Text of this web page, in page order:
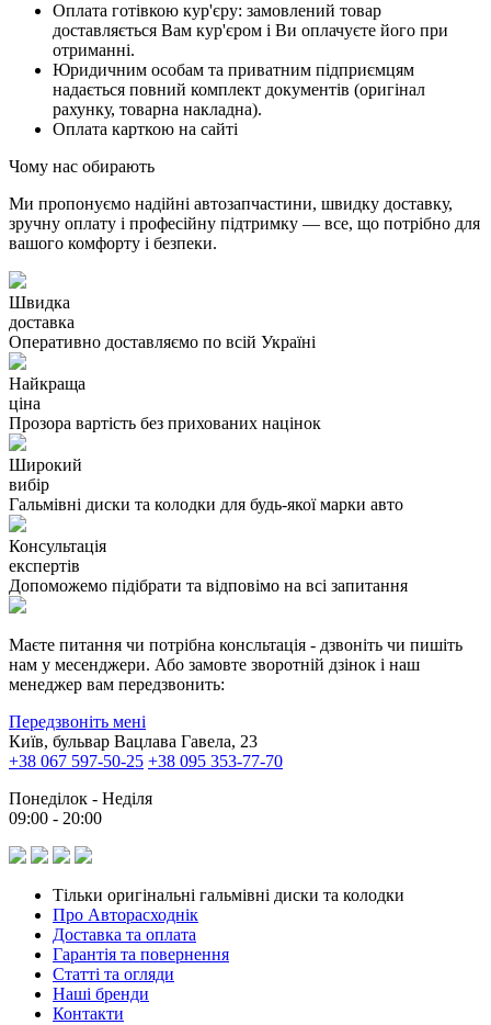
Оплата готівкою кур'єру: замовлений товар
доставляється Вам кур'єром і Ви оплачуєте його при
отриманні.
Юридичним особам та приватним підприємцям
надається повний комплект документів (оригінал
рахунку, товарна накладна).
Оплата карткою на сайті
Чому нас обирають
Ми пропонуємо надійні автозапчастини, швидку доставку,
зручну оплату і професійну підтримку — все, що потрібно для
вашого комфорту і безпеки.
Швидка
доставка
Оперативно доставляємо по всій Україні
Найкраща
ціна
Прозора вартість без прихованих націнок
Широкий
вибір
Гальмівні диски та колодки для будь-якої марки авто
Консультація
експертів
Допоможемо підібрати та відповімо на всі запитання
Маєте питання чи потрібна консльтація - дзвоніть чи пишіть
нам у месенджери. Або замовте зворотній дзінок і наш
менеджер вам передзвонить:
Передзвоніть мені
Київ, бульвар Вацлава Гавела, 23
+38 067 597-50-25 +38 095 353-77-70
Понеділок - Неділя
09:00 - 20:00
Тільки оригінальні гальмівні диски та колодки
Про Авторасходнік
Доставка та оплата
Гарантія та повернення
Статті та огляди
Наші бренди
Контакти